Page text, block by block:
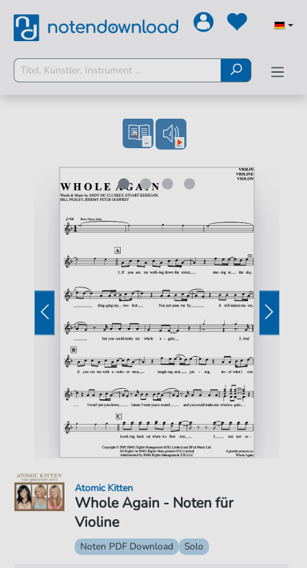
Whole Again - Noten für
Violine
Atomic Kitten
Noten PDF Download Solo